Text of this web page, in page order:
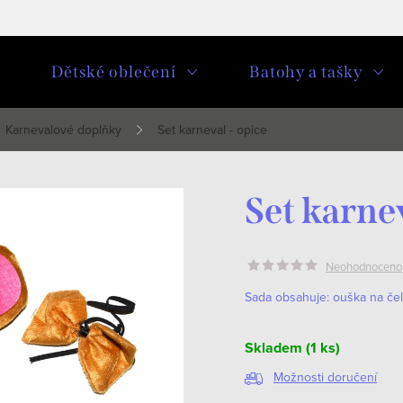
Dětské oblečení Batohy a tašky
Karnevalové doplňky Set karneval - opice
Set
Neohodnoceno
Sada obsahuje: ouška na
Skladem (1 ks)
Možnosti doručení